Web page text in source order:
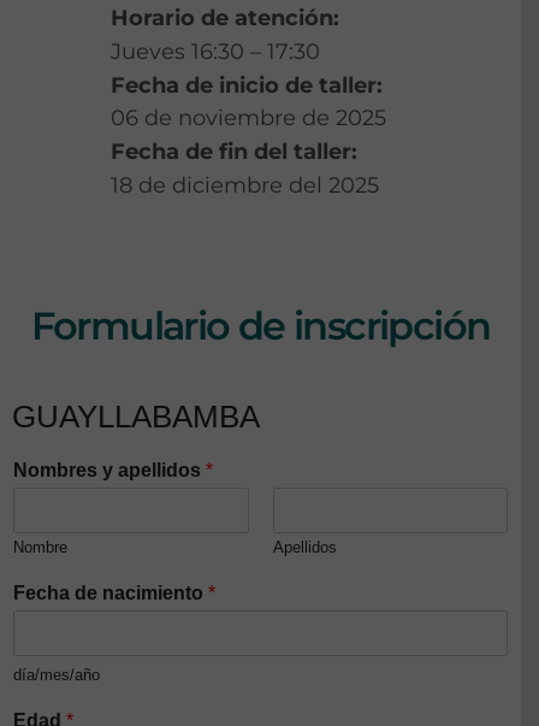
Horario de atención:
Jueves 16:30 – 17:30
Fecha de inicio de taller:
06 de noviembre de 2025
Fecha de fin del taller:
18 de diciembre del 2025
Formulario de inscripción
GUAYLLABAMBA
Nombres y apellidos *
Nombre Apellidos
Fecha de nacimiento *
día/mes/año
Edad *